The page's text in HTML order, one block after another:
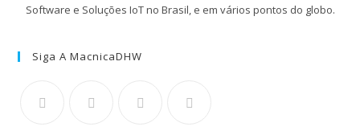
Software e Soluções IoT no Brasil, e em vários pontos do globo.
Siga A MacnicaDHW